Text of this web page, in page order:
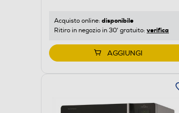
Acquisto online: disponibile
Ritiro in negozio in 30' gratuito: verifica
AGGIUNGI